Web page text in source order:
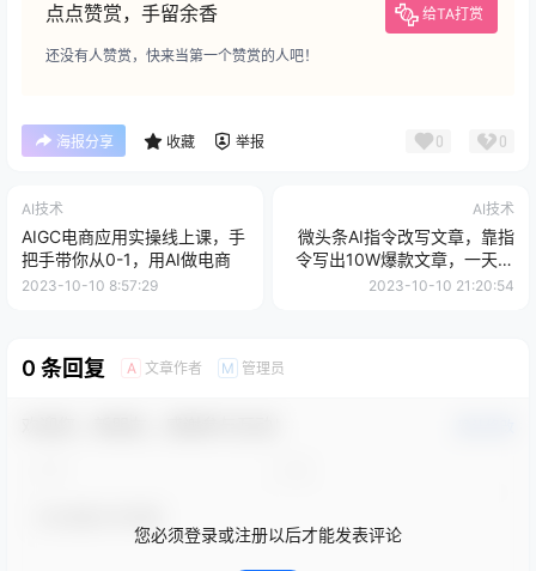
点点赞赏，手留余香 给TA打赏
还没有人赞赏，快来当第一个赞赏的人吧！
海报分享 收藏 举报 0 0
AI技术
AIGC电商应用实操线上课，手
把手带你从0-1，用AI做电商
2023-10-10 8:57:29
AI技术
微头条AI指令改写文章，靠指
令写出10W爆款文章，一天最
多收益2000+【揭秘】
2023-10-10 21:20:54
0 条回复 A 文章作者 M 管理员
您必须登录或注册以后才能发表评论